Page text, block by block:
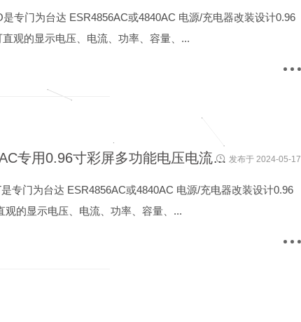
专门为台达 ESR4856AC或4840AC 电源/充电器改装设计0.96
观的显示电压、电流、功率、容量、...
台达ESR4856AC、4840AC专用0.96寸彩屏多功能电压电流表头(WL-096ACT) 发布于 2024-05-17
专门为台达 ESR4856AC或4840AC 电源/充电器改装设计0.96
的显示电压、电流、功率、容量、...